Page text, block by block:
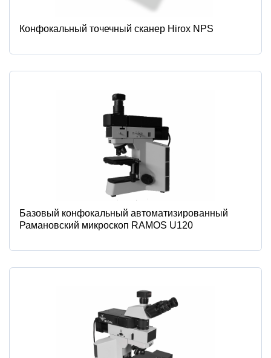
Конфокальный точечный сканер Hirox NPS
Базовый конфокальный автоматизированный
Рамановский микроскоп RAMOS U120